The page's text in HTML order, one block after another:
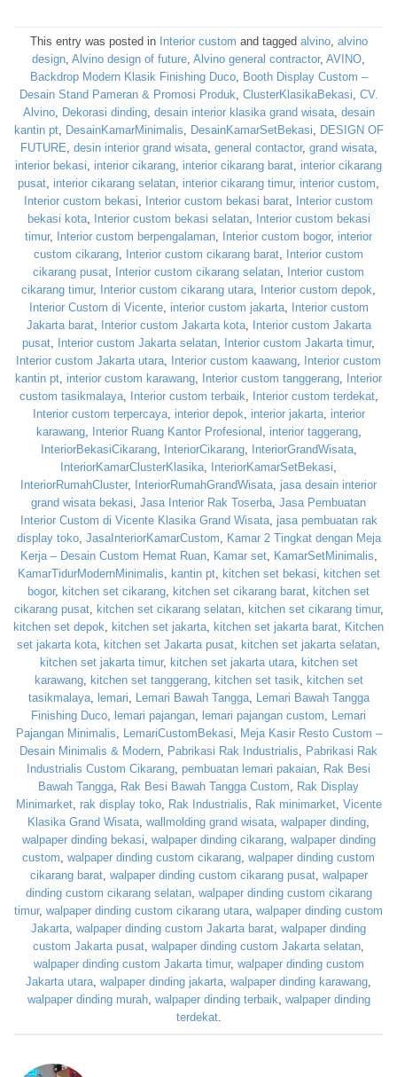
This entry was posted in Interior custom and tagged alvino, alvino
design, Alvino design of future, Alvino general contractor, AVINO,
Backdrop Modern Klasik Finishing Duco, Booth Display Custom –
Desain Stand Pameran & Promosi Produk, ClusterKlasikaBekasi, CV.
Alvino, Dekorasi dinding, desain interior klasika grand wisata, desain
kantin pt, DesainKamarMinimalis, DesainKamarSetBekasi, DESIGN OF
FUTURE, desin interior grand wisata, general contactor, grand wisata,
interior bekasi, interior cikarang, interior cikarang barat, interior cikarang
pusat, interior cikarang selatan, interior cikarang timur, interior custom,
Interior custom bekasi, Interior custom bekasi barat,
Interior custom
bekasi kota, Interior custom bekasi selatan,
Interior custom bekasi
timur, Interior custom berpengalaman, Interior custom bogor, interior
custom cikarang, Interior custom cikarang barat,
Interior custom
cikarang pusat, Interior custom cikarang selatan,
Interior custom
cikarang timur, Interior custom cikarang utara, Interior custom depok,
Interior Custom di Vicente, interior custom jakarta,
Interior custom
Jakarta barat, Interior custom Jakarta kota,
Interior custom Jakarta
pusat, Interior custom Jakarta selatan, Interior custom Jakarta timur,
Interior custom Jakarta utara, Interior custom kaawang,
Interior custom
kantin pt, interior custom karawang, Interior custom tanggerang,
Interior
custom tasikmalaya, Interior custom terbaik, Interior custom terdekat,
Interior custom terpercaya, interior depok, interior jakarta, interior
karawang, Interior Ruang Kantor Profesional , interior taggerang,
InteriorBekasiCikarang, InteriorCikarang, InteriorGrandWisata,
InteriorKamarClusterKlasika, InteriorKamarSetBekasi,
InteriorRumahCluster, InteriorRumahGrandWisata, jasa desain interior
grand wisata bekasi, Jasa Interior Rak Toserba, Jasa Pembuatan
Interior Custom di Vicente Klasika Grand Wisata, jasa pembuatan rak
display toko, JasaInteriorKamarCustom, Kamar 2 Tingkat dengan Meja
Kerja – Desain Custom Hemat Ruan, Kamar set, KamarSetMinimalis,
KamarTidurModernMinimalis, kantin pt, kitchen set bekasi, kitchen set
bogor, kitchen set cikarang, kitchen set cikarang barat, kitchen set
cikarang pusat, kitchen set cikarang selatan, kitchen set cikarang timur,
kitchen set depok, kitchen set jakarta, kitchen set jakarta barat, Kitchen
set jakarta kota, kitchen set Jakarta pusat, kitchen set jakarta selatan,
kitchen set jakarta timur, kitchen set jakarta utara, kitchen set
karawang, kitchen set tanggerang, kitchen set tasik, kitchen set
tasikmalaya, lemari, Lemari Bawah Tangga, Lemari Bawah Tangga
Finishing Duco, lemari pajangan, lemari pajangan custom, Lemari
Pajangan Minimalis, LemariCustomBekasi, Meja Kasir Resto Custom –
Desain Minimalis & Modern, Pabrikasi Rak Industrialis, Pabrikasi Rak
Industrialis Custom Cikarang, pembuatan lemari pakaian, Rak Besi
Bawah Tangga, Rak Besi Bawah Tangga Custom, Rak Display
Minimarket, rak display toko, Rak Industrialis, Rak minimarket, Vicente
Klasika Grand Wisata, wallmolding grand wisata, walpaper dinding,
walpaper dinding bekasi, walpaper dinding cikarang, walpaper dinding
custom, walpaper dinding custom cikarang, walpaper dinding custom
cikarang barat, walpaper dinding custom cikarang pusat, walpaper
dinding custom cikarang selatan, walpaper dinding custom cikarang
timur, walpaper dinding custom cikarang utara, walpaper dinding custom
Jakarta, walpaper dinding custom Jakarta barat, walpaper dinding
custom Jakarta pusat, walpaper dinding custom Jakarta selatan,
walpaper dinding custom Jakarta timur, walpaper dinding custom
Jakarta utara, walpaper dinding jakarta, walpaper dinding karawang,
walpaper dinding murah, walpaper dinding terbaik, walpaper dinding
terdekat.